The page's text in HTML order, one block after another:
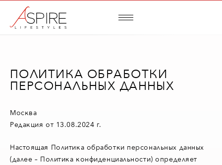
ПОЛИТИКА ОБРАБОТКИ
ПЕРСОНАЛЬНЫХ ДАННЫХ
Москва
Редакция от 13.08.2024 г.
Настоящая Политика обработки персональных данных
(далее – Политика конфиденциальности) определяет